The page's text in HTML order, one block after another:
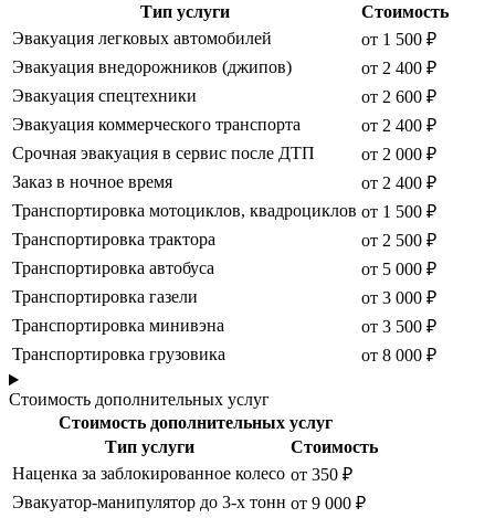
Тип услуги
Стоимость
Эвакуация легковых автомобилей
от 1 500 ₽
Эвакуация внедорожников (джипов)
от 2 400 ₽
Эвакуация спецтехники
от 2 600 ₽
Эвакуация коммерческого транспорта
от 2 400 ₽
Срочная эвакуация в сервис после ДТП
от 2 000 ₽
Заказ в ночное время
от 2 400 ₽
Транспортировка мотоциклов, квадроциклов от 1 500 ₽
Транспортировка трактора
от 2 500 ₽
Транспортировка автобуса
от 5 000 ₽
Транспортировка газели
от 3 000 ₽
Транспортировка минивэна
от 3 500 ₽
Транспортировка грузовика
от 8 000 ₽
Стоимость дополнительных услуг
Стоимость дополнительных услуг
Тип услуги
Стоимость
Наценка за заблокированное колесо от 350 ₽
Эвакуатор-манипулятор до 3-х тонн от 9 000 ₽